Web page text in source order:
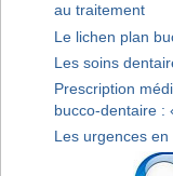
au traitement
Le lichen plan
Les soins
Prescription
bucco-dentaire :
Les urgences